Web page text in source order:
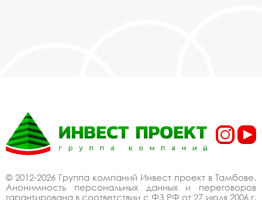
© 2012-2026 Группа компаний Инвест проект в Тамбове.
Анонимность персональных данных и переговоров
гарантирована в соответствии с ФЗ РФ от 27 июля 2006 г.